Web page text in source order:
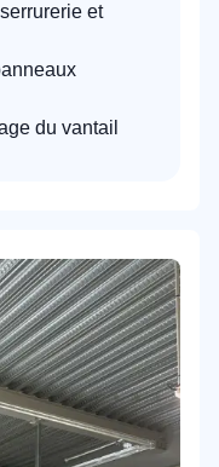
et
du vantail